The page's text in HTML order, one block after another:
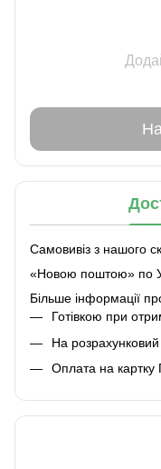
Самовивіз з нашого
«Новою поштою» по
Більше інформації
Готівкою при
На
Оплата на картку